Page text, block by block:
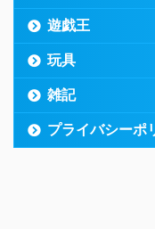
遊戯王
玩具
雑記
プライバシーポ